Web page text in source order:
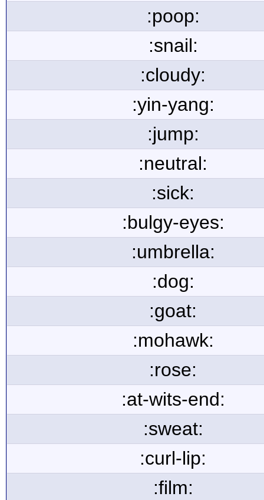
:poop:
:snail:
:cloudy:
:yin-yang:
:jump:
:neutral:
:sick:
:bulgy-eyes:
:umbrella:
:dog:
:goat:
:mohawk:
:rose:
:at-wits-end:
:sweat:
:curl-lip:
:film: